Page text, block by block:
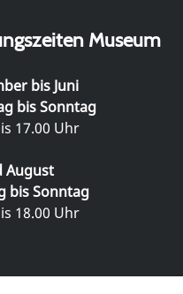
Museum
bis Juni
bis Sonntag
17.00 Uhr
August
bis Sonntag
18.00 Uhr